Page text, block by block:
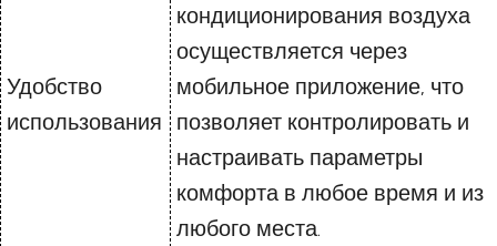
Удобство
использования
кондиционирования воздуха
осуществляется через
мобильное приложение, что
позволяет контролировать и
настраивать параметры
комфорта в любое время и из
любого места.